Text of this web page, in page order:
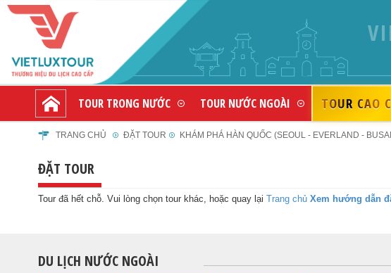
TOUR TRONG NƯỚC TOUR NƯỚC NGOÀI TOUR CAO
TRANG CHỦ ĐẶT TOUR KHÁM PHÁ HÀN QUỐC (SEOUL - EVERLAND -
ĐẶT TOUR
Tour đã hết chỗ. Vui lòng chọn tour khác, hoặc quay lại Trang chủ Xem hướng dẫn
DU LỊCH NƯỚC NGOÀI